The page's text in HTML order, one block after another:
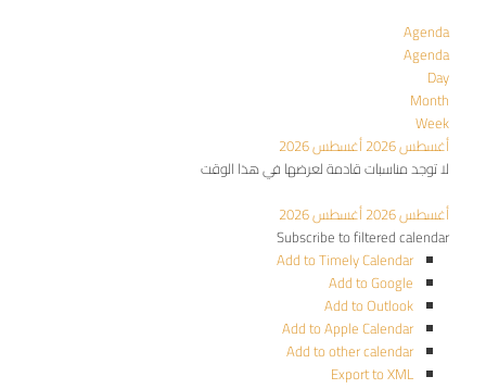
Agenda
Agenda
Day
Month
Week
أغسطس 2026
أغسطس 2026
لا توجد مناسبات قادمة لعرضها في هذا الوقت
أغسطس 2026
أغسطس 2026
Subscribe to filtered calendar
Add to Timely Calendar
Add to Google
Add to Outlook
Add to Apple Calendar
Add to other calendar
Export to XML